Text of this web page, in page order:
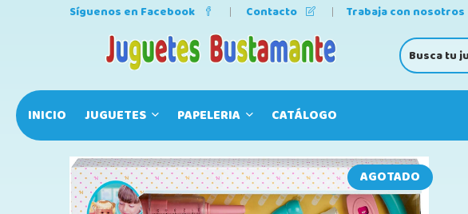
Síguenos en Facebook Contacto Trabaja con nosotros
INICIO JUGUETES PAPELERIA CATÁLOGO
AGOTADO